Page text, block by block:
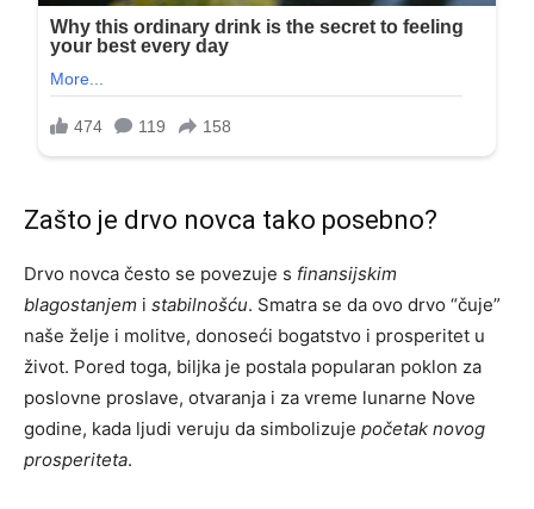
Zašto je drvo novca tako posebno?
Drvo novca često se povezuje s finansijskim
blagostanjem i stabilnošću. Smatra se da ovo drvo “čuje”
naše želje i molitve, donoseći bogatstvo i prosperitet u
život. Pored toga, biljka je postala popularan poklon za
poslovne proslave, otvaranja i za vreme lunarne Nove
godine, kada ljudi veruju da simbolizuje početak novog
prosperiteta.